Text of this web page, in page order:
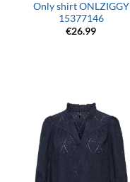
Only shirt ONLZIGGY
15377146
€26.99